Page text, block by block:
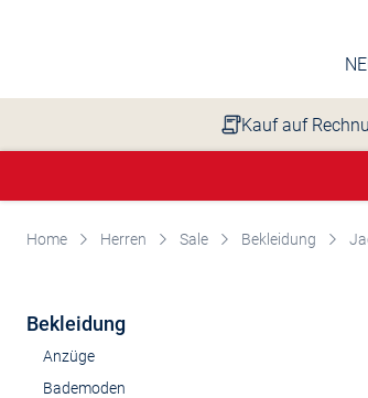
Kauf auf
Home Herren Sale Bekleidung
Bekleidung
Anzüge
Bademoden